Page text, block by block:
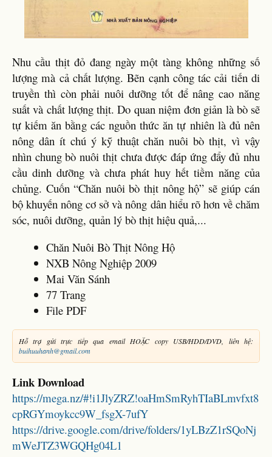
Nhu cầu thịt đỏ đang ngày một tàng không những số
lượng mà cả chất lượng. Bẽn cạnh công tác cải tiến di
truyền thì còn phải nuôi dưỡng tốt để nâng cao năng
suất và chất lượng thịt. Do quan niệm đơn giản là bò sẽ
tự kiếm ăn bằng các nguồn thức ăn tự nhiên là đủ nên
nông dân ít chú ý kỹ thuật chăn nuôi bò thịt, vì vậy
nhìn chung bò nuôi thịt chưa được đáp ứng đẩy đủ nhu
cầu dinh dưỡng và chưa phát huy hết tiềm năng của
chủng. Cuốn “Chăn nuôi bò thịt nông hộ” sẽ giúp cán
bộ khuyến nông cơ sở và nông dân hiểu rõ hơn về chăm
sóc, nuôi dưỡng, quản lý bò thịt hiệu quả,...
Chăn Nuôi Bò Thịt Nông Hộ
NXB Nông Nghiệp 2009
Mai Văn Sánh
77 Trang
File PDF
Hỗ trợ gửi trực tiếp qua email HOẶC copy USB/HDD/DVD, liên hệ:
buihuuhanh@gmail.com
Link Download
https://mega.nz/#!i1JlyZRZ!oaHmSmRyhTIaBLmvfxt8
cpRGYmoykcc9W_fsgX-7ufY
https://drive.google.com/drive/folders/1yLBzZ1rSQoNj
mWeJTZ3WGQHg04L1